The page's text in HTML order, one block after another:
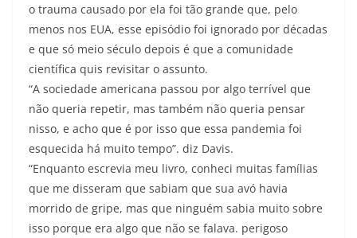
o trauma causado por ela foi tão grande que, pelo
menos nos EUA, esse episódio foi ignorado por décadas
e que só meio século depois é que a comunidade
científica quis revisitar o assunto.
“A sociedade americana passou por algo terrível que
não queria repetir, mas também não queria pensar
nisso, e acho que é por isso que essa pandemia foi
esquecida há muito tempo”. diz Davis.
“Enquanto escrevia meu livro, conheci muitas famílias
que me disseram que sabiam que sua avó havia
morrido de gripe, mas que ninguém sabia muito sobre
isso porque era algo que não se falava. perigoso